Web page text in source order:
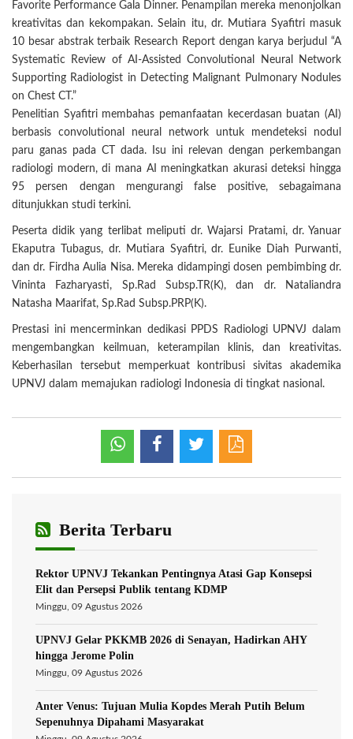
Favorite Performance Gala Dinner. Penampilan mereka menonjolkan
kreativitas dan kekompakan. Selain itu, dr. Mutiara Syafitri masuk
10 besar abstrak terbaik Research Report dengan karya berjudul “A
Systematic Review of AI-Assisted Convolutional Neural Network
Supporting Radiologist in Detecting Malignant Pulmonary Nodules
on Chest CT.”
Penelitian Syafitri membahas pemanfaatan kecerdasan buatan (AI)
berbasis convolutional neural network untuk mendeteksi nodul
paru ganas pada CT dada. Isu ini relevan dengan perkembangan
radiologi modern, di mana AI meningkatkan akurasi deteksi hingga
95 persen dengan mengurangi false positive, sebagaimana
ditunjukkan studi terkini.
Peserta didik yang terlibat meliputi dr. Wajarsi Pratami, dr. Yanuar
Ekaputra Tubagus, dr. Mutiara Syafitri, dr. Eunike Diah Purwanti,
dan dr. Firdha Aulia Nisa. Mereka didampingi dosen pembimbing dr.
Vininta Fazharyasti, Sp.Rad Subsp.TR(K), dan dr. Nataliandra
Natasha Maarifat, Sp.Rad Subsp.PRP(K).
Prestasi ini mencerminkan dedikasi PPDS Radiologi UPNVJ dalam
mengembangkan keilmuan, keterampilan klinis, dan kreativitas.
Keberhasilan tersebut memperkuat kontribusi sivitas akademika
UPNVJ dalam memajukan radiologi Indonesia di tingkat nasional.
Berita Terbaru
Rektor UPNVJ Tekankan Pentingnya Atasi Gap Konsepsi
Elit dan Persepsi Publik tentang KDMP
Minggu, 09 Agustus 2026
UPNVJ Gelar PKKMB 2026 di Senayan, Hadirkan AHY
hingga Jerome Polin
Minggu, 09 Agustus 2026
Anter Venus: Tujuan Mulia Kopdes Merah Putih Belum
Sepenuhnya Dipahami Masyarakat